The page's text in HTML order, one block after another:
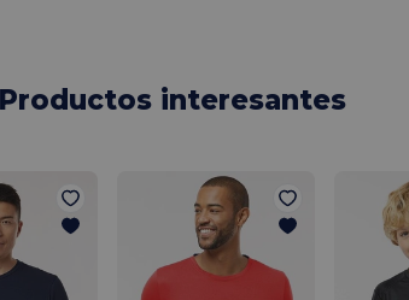
Productos interesantes